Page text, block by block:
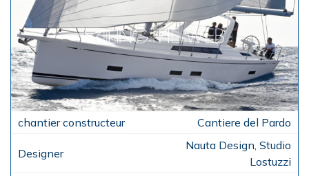
Cantiere del Pardo
Nauta Design, Studio
Lostuzzi